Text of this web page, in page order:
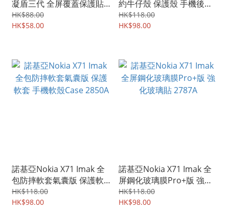
凝盾三代 全屏覆蓋保護貼
手機後背貼 水凝貼 雙片裝
0224A
HK$88.00
HK$58.00
約牛仔殼 保護殼 手機後背
硬殼Case Shell 2853A
HK$118.00
HK$98.00
諾基亞Nokia X71 Imak 全
包防摔軟套氣囊版 保護軟
套 手機軟殼Case 2850A
HK$118.00
HK$98.00
諾基亞Nokia X71 Imak 全
屏鋼化玻璃膜Pro+版 強化
玻璃貼 2787A
HK$118.00
HK$98.00